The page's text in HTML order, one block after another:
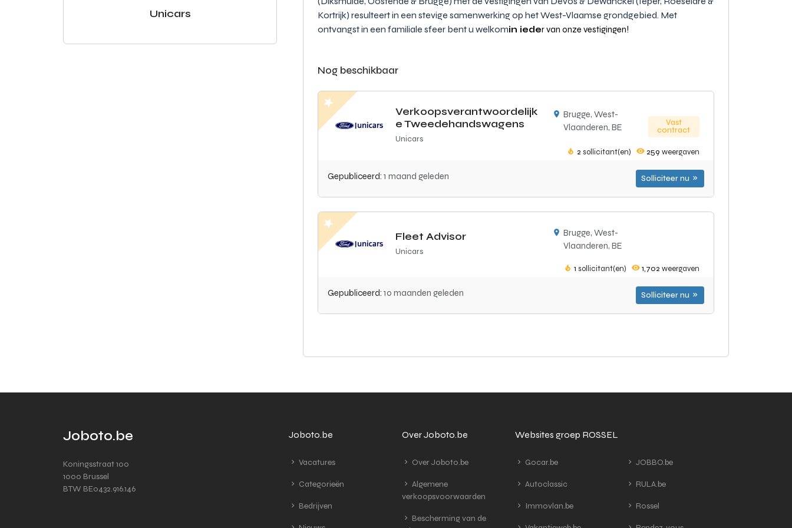
Unicars
Kortrijk) resulteert in een stevige samenwerking op het West-Vlaamse grondgebied. Met
ontvangst in een familiale sfeer bent u welkomin ieder van onze vestigingen!
Nog beschikbaar
Verkoopsverantwoordelijk
e Tweedehandswagens
Unicars
Brugge, West-
Vlaanderen, BE
Vast
contract
2 sollicitant(en) 259 weergaven
Gepubliceerd:1 maand geleden Solliciteer nu
Fleet Advisor
Unicars
Brugge, West-
Vlaanderen, BE
1 sollicitant(en) 1,702 weergaven
Gepubliceerd:10 maanden geleden Solliciteer nu
Joboto.be
Koningsstraat 100
1000 Brussel
BTW BE0432.916.146
Joboto.be
Vacatures
Categorieën
Bedrijven
Over Joboto.be
Over Joboto.be
Algemene
verkoopsvoorwaarden
Bescherming van de
Websites groep ROSSEL
Gocar.be
Autoclassic
Immovlan.be
JOBBO.be
RULA.be
Rossel